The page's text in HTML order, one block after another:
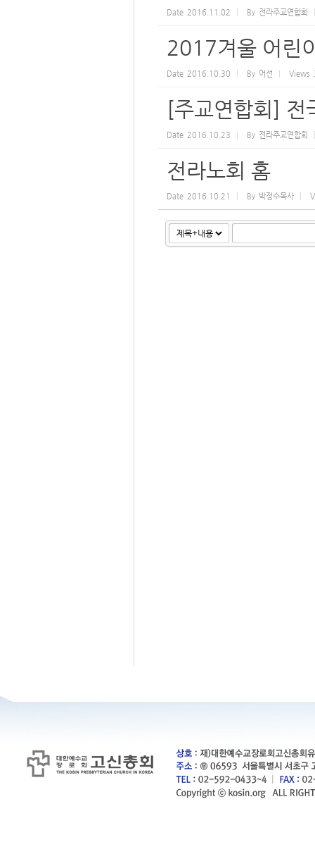
Date 2016.11.02 By 전라주교연합회
2017겨울 어린
Date 2016.10.30 By 어선 Views
[주교연합회] 전
Date 2016.10.23 By 전라주교연합회
전라노회 홈
Date 2016.10.21 By 박정수목사